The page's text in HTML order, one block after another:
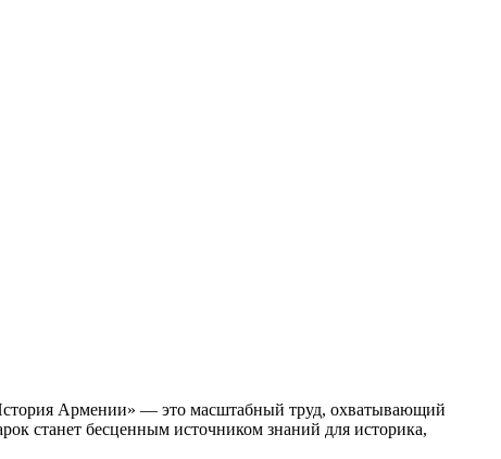
Армении» — это масштабный труд, охватывающий
станет бесценным источником знаний для историка,